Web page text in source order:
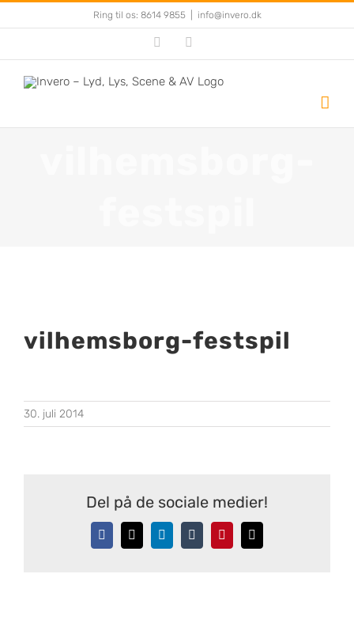
to
Ring til os: 8614 9855 info@invero.dk
Facebook
vilhemsborg-festspil
30. juli 2014
Del på de sociale medier!
Facebook
X LinkedInTumblrPinterest
E-
mail